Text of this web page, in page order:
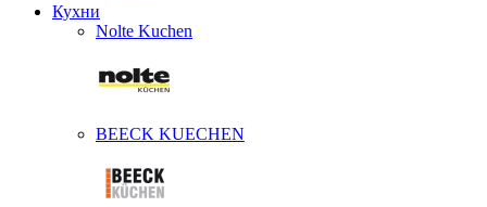
Кухни
Nolte Kuchen
BEECK KUECHEN